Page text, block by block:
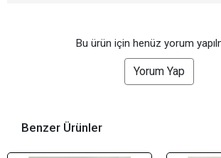
Bu ürün için henüz yorum
Yorum Yap
Benzer Ürünler